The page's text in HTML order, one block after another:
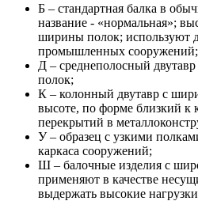
Б – стандартная балка в
название - «нормальная»;
ширины полок; используют
промышленных сооружений;
Д – среднеполосный
полок;
К – колонный двутавр с
высоте, по форме близкий к
перекрытий в
У – образец с узкими
каркаса сооружений;
Ш – балочные изделия с
применяют в качестве
выдержать высокие